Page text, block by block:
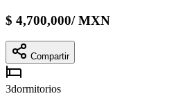
$ 4,700,000/MXN
Compartir
3dormitorios